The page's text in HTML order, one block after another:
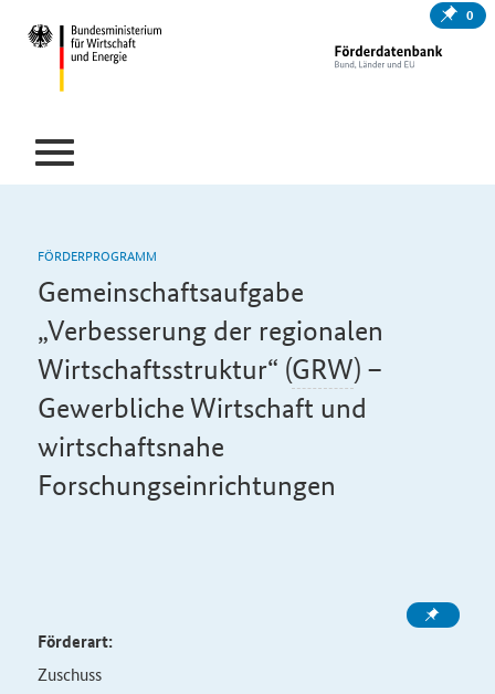
0
FÖRDERPROGRAMM
Gemeinschaftsaufgabe
„Verbesserung der regionalen
Wirtschaftsstruktur“ (GRW) –
Gewerbliche Wirtschaft und
wirtschaftsnahe
Forschungseinrichtungen
Förderart:
Zuschuss